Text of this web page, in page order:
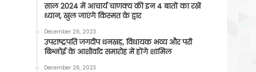
साल 2024 में आचार्य चाणक्य की इन 4 बातों का रखें
ध्यान, खुल जाएंगे किस्मत के द्वार
December 26, 2023
उपराष्ट्रपति जगदीप धनखड़, विधायक भव्य और परी
बिश्नोई के आशीर्वाद समारोह में होंगे शामिल
December 26, 2023